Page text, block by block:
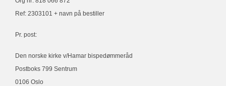
Ref: 2303101 + navn på bestiller
Pr. post:
Den norske kirke v/Hamar bispedømmeråd
Postboks 799 Sentrum
0106 Oslo